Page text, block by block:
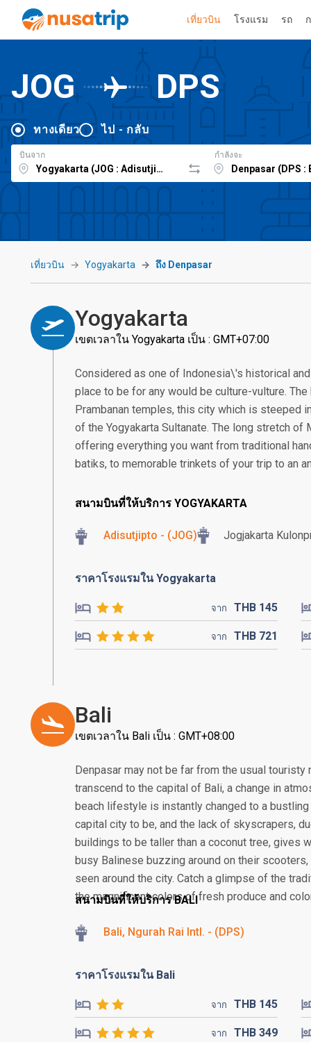
เที่ยวบิน โรงแรม รถ
JOG DPS
ทางเดียว ไป - กลับ
บินจาก กำลังจะ
เที่ยวบิน Yogyakarta ถึง Denpasar
Yogyakarta
เขตเวลาใน Yogyakarta เป็น : GMT+07:00
Considered as one of Indonesia\'s historical
place to be for any would be culture-vulture.
Prambanan temples, this city which is steeped
of the Yogyakarta Sultanate. The long stretch
offering everything you want from traditional
batiks, to memorable trinkets of your trip to an
สนามบินที่ให้บริการ YOGYAKARTA
Adisutjipto - (JOG) Jogjakarta
ราคาโรงแรมใน Yogyakarta
จาก THB 145
จาก THB 721
Bali
เขตเวลาใน Bali เป็น : GMT+08:00
Denpasar may not be far from the usual
transcend to the capital of Bali, a change in
beach lifestyle is instantly changed to a
capital city to be, and the lack of skyscrapers,
buildings to be taller than a coconut tree, gives
busy Balinese buzzing around on their
seen around the city. Catch a glimpse of the
the magnificent colors of fresh produce and
สนามบินที่ให้บริการ BALI
Bali, Ngurah Rai Intl. - (DPS)
ราคาโรงแรมใน Bali
จาก THB 145
จาก THB 349